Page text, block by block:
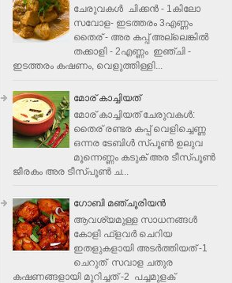
ചേരുവകൾ ചിക്കന്‍ - 1കിലോ
സവോള- ഇടത്തരം 3എണ്ണം
തൈര് - അര കപ്പ്‌ അല്ലെങ്കില്‍
തക്കാളി - 2എണ്ണം ഇഞ്ചി -
ഇടത്തരം കഷണം, വെളുത്തിള്ളി...
മോര് കാച്ചിയത്
മോര് കാച്ചിയത് ചേരുവകള്‍‌:
തൈര് രണ്ടര കപ്പ് വെളിച്ചെണ്ണ
ഒന്നര ടേബിള്‍ സ്പൂണ്‍ ഉലുവ
മൂന്നെണ്ണം കടുക് അര ടീസ്പൂണ്‍
ജീരകം അര ടീസ്പൂണ്‍ ച...
ഗോബി മഞ്ചൂരിയന്‍
ആവശ്യമുള്ള സാധനങ്ങൾ
കോളി ഫ്ളവര്‍ ചെറിയ
ഇതളുകളായി അടര്‍ത്തിയത് -1
ചെറുത് സവാള ചതുര
കഷണങ്ങളായി മുറിച്ചത് -2 പച്ചമുളക്